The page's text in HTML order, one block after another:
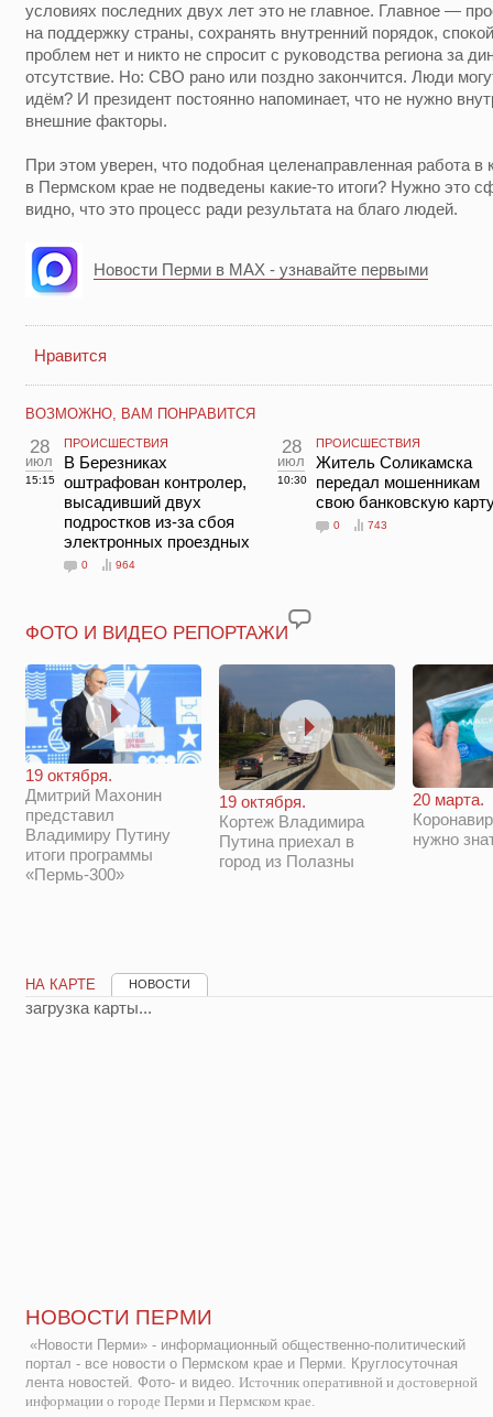
условиях последних двух лет это не главное. Главное —
на поддержку страны, сохранять внутренний порядок,
проблем нет и никто не спросит с руководства региона за
отсутствие. Но: СВО рано или поздно закончится. Люди
идём? И президент постоянно напоминает, что не нужно
внешние факторы.
При этом уверен, что подобная целенаправленная работа
в Пермском крае не подведены какие-то итоги? Нужно это
видно, что это процесс ради результата на благо людей.
Новости Перми в MAX - узнавайте первыми
Нравится
ВОЗМОЖНО, ВАМ ПОНРАВИТСЯ
28
июл
15:15
ПРОИСШЕСТВИЯ
В Березниках
оштрафован контролер,
высадивший двух
подростков из-за сбоя
электронных проездных
0 964
28
июл
10:30
ПРОИСШЕСТВИЯ
Житель Соликамска
передал мошенникам
свою банковскую
0 743
ФОТО И ВИДЕО РЕПОРТАЖИ
19 октября.
Дмитрий Махонин
представил
Владимиру Путину
итоги программы
«Пермь-300»
19 октября.
Кортеж Владимира
Путина приехал в
город из Полазны
20 марта.
нужно
НА КАРТЕ НОВОСТИ
загрузка карты...
НОВОСТИ ПЕРМИ
«Новости Перми» - информационный общественно-политический
портал - все новости о Пермском крае и Перми. Круглосуточная
лента новостей. Фото- и видео. Источник оперативной и достоверной
информации о городе Перми и Пермском крае.